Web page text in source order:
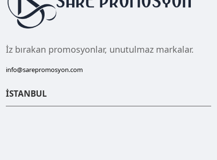
İz bırakan promosyonlar, unutulmaz markalar.
info@sarepromosyon.com
İSTANBUL